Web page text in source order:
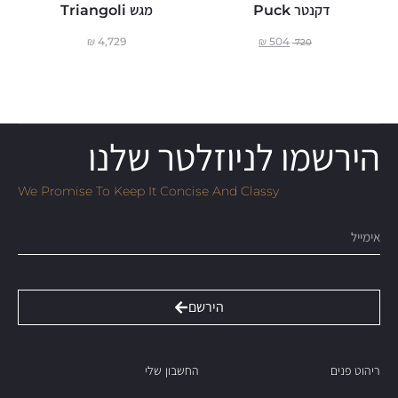
דקנטר Puck
720
504
₪
מגש Triangoli
4,729
₪
הירשמו לניוזלטר שלנו
We Promise To Keep It Concise And Classy
הירשם
ריהוט פנים החשבון שלי